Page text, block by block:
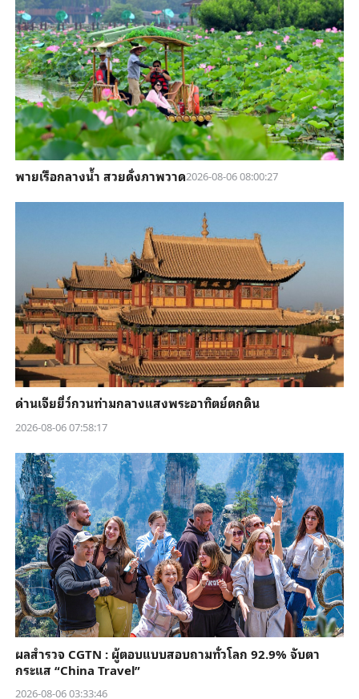
พายเรือกลางน้ำ สวยดั่งภาพวาด2026-08-06 08:00:27
ด่านเจียยี่ว์กวนท่ามกลางแสงพระอาทิตย์ตกดิน
2026-08-06 07:58:17
ผลสำรวจ CGTN : ผู้ตอบแบบสอบถามทั่วโลก 92.9% จับตา
กระแส “China Travel”
2026-08-06 03:33:46